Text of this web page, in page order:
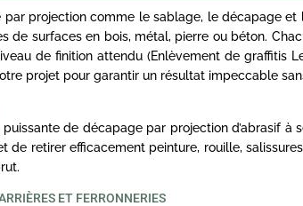
par projection comme le sablage, le décapage et
de surfaces en bois, métal, pierre ou béton.
de finition attendu (Enlèvement de graffitis
projet pour garantir un résultat impeccable
de décapage par projection d’abrasif à
de retirer efficacement peinture, rouille,
ET FERRONNERIES